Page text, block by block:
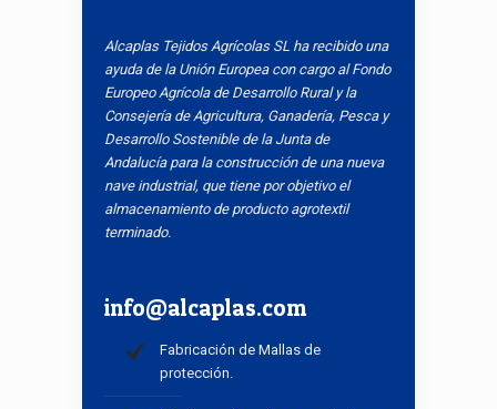
Alcaplas Tejidos Agrícolas SL ha recibido una
ayuda de la Unión Europea con cargo al Fondo
Europeo Agrícola de Desarrollo Rural y la
Consejería de Agricultura, Ganadería, Pesca y
Desarrollo Sostenible de la Junta de
Andalucía para la construcción de una nueva
nave industrial, que tiene por objetivo el
almacenamiento de producto agrotextil
terminado.
info@alcaplas.com
Fabricación de Mallas de
protección.